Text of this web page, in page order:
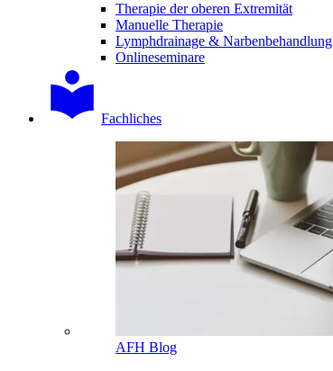
Therapie der oberen Extremität
Manuelle Therapie
Lymphdrainage & Narbenbehandlung
Onlineseminare
Fachliches
AFH Blog